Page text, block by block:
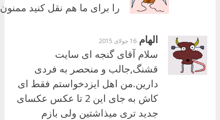
را برای ما هم نقل کنید ممنون
الهام 16 جولای 2015
سلام آقای گنجه ای سایت
قشنگ,جالب و منحصر به فردی
دارین.من اهل ایزدخواستم فقط ای
کاش به جای این 2 تا عکس عکسای
جدید تری میذاشتین ولی بازم